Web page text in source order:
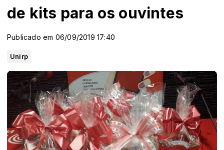
de kits para os ouvintes
Publicado em 06/09/2019 17:40
Unirp